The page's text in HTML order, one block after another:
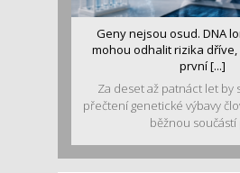
Geny nejsou osud. DNA
mohou odhalit rizika
první [...]
Za deset až patnáct let by
přečtení genetické výbavy
běžnou součástí